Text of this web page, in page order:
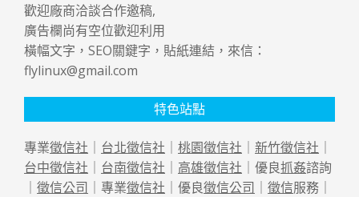
歡迎廠商洽談合作邀稿,
廣告欄尚有空位歡迎利用
橫幅文字，SEO關鍵字，貼紙連結，來信：
flylinux@gmail.com
特色站點
專業徵信社 ｜ 台北徵信社 ｜ 桃園徵信社 ｜ 新竹徵信社 ｜
台中徵信社 ｜ 台南徵信社 ｜ 高雄徵信社 ｜優良抓姦諮詢
｜ 徵信公司 ｜專業徵信社 ｜優良徵信公司 ｜ 徵信服務｜